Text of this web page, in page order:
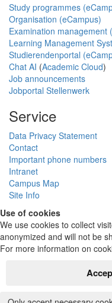
Study programmes
Organisation (eCampus)
Examination management
Learning Management
Studierendenportal
Chat AI (Academic Cloud)
Job announcements
Jobportal Stellenwerk
Service
Data Privacy Statement
Contact
Important phone numbers
Intranet
Campus Map
Site Info
Use of cookies
We use cookies to collect
anonymized and will not be
For more information on